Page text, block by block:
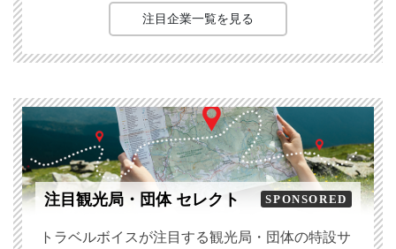
注目企業一覧を見る
注目観光局・団体 セレクト SPONSORED
トラベルボイスが注目する観光局・団体の特設サ